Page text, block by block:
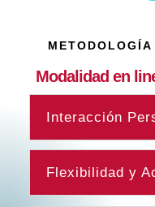
Modalidad en
Interacción
Flexibilidad y